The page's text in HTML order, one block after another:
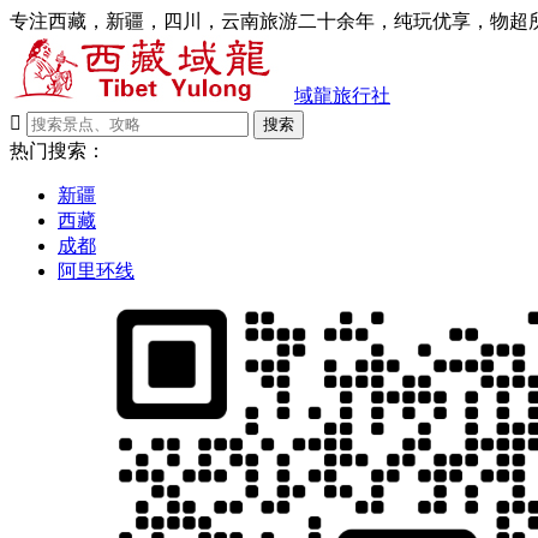
专注西藏，新疆，四川，云南旅游二十余年，纯玩优享，物超
域龍旅行社

搜索
热门搜索：
新疆
西藏
成都
阿里环线